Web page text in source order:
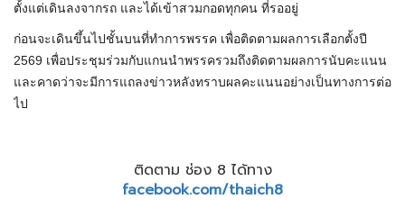
ตั้งแต่เดินลงจากรถ และได้เข้าสวมกอดทุกคน ที่รออยู่
ก่อนจะเดินขึ้นไปชั้นบนที่ทำการพรรค เพื่อติดตามผลการเลือกตั้งปี
2569 เพื่อประชุมร่วมกับแกนนำพรรครวมถึงติดตามผลการนับคะแนน
และคาดว่าจะมีการแถลงข่าวหลังทราบผลคะแนนอย่างเป็นทางการต่อ
ไป
ติดตาม ช่อง 8 ได้ทาง
facebook.com/thaich8